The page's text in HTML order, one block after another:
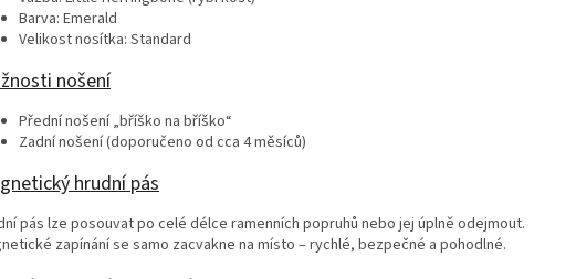
Barva: Emerald
Velikost nosítka: Standard
nošení
Přední nošení „bříško na bříško“
Zadní nošení (doporučeno od cca 4 měsíců)
hrudní pás
pás lze posouvat po celé délce ramenních popruhů nebo jej úplně odejmout.
zapínání se samo zacvakne na místo – rychlé, bezpečné a pohodlné.